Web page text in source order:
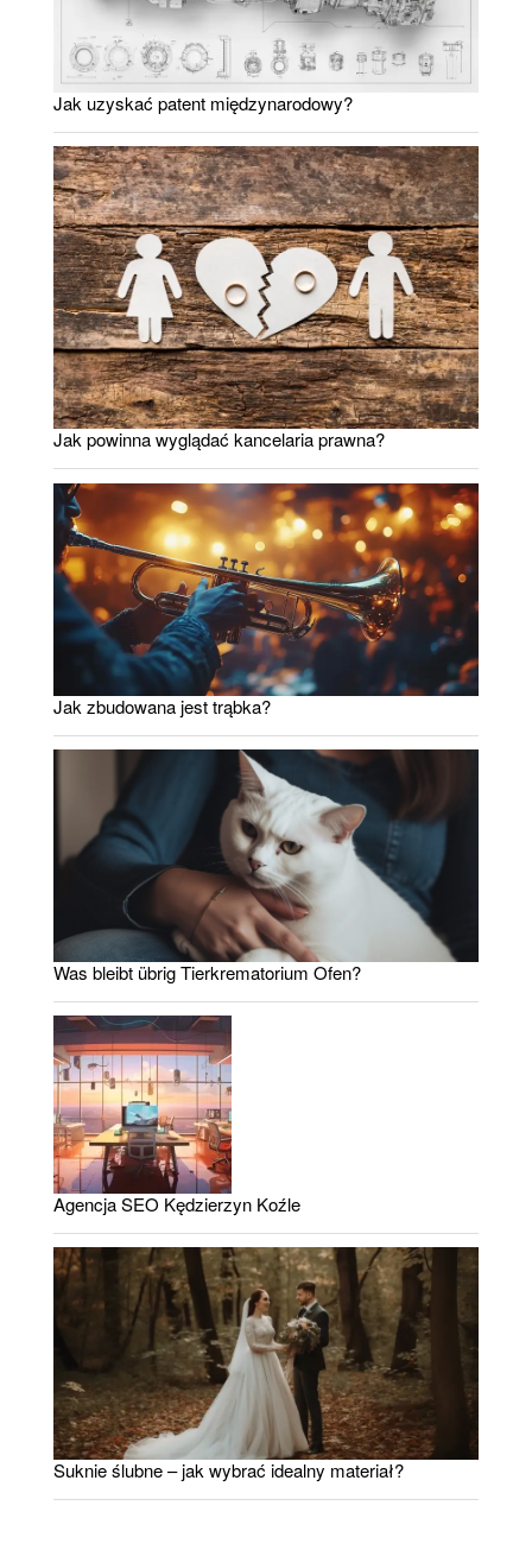
Jak uzyskać patent międzynarodowy?
Jak powinna wyglądać kancelaria prawna?
Jak zbudowana jest trąbka?
Was bleibt übrig Tierkrematorium Ofen?
Agencja SEO Kędzierzyn Koźle
Suknie ślubne – jak wybrać idealny materiał?